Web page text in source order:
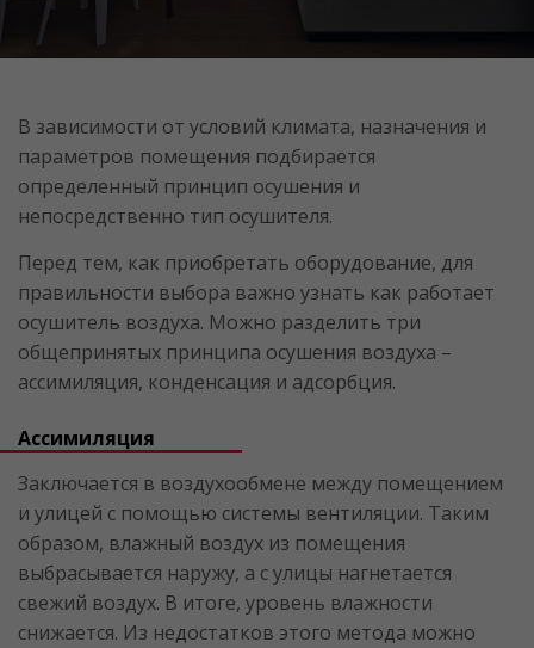
В зависимости от условий климата, назначения и
параметров помещения подбирается
определенный принцип осушения и
непосредственно тип осушителя.
Перед тем, как приобретать оборудование, для
правильности выбора важно узнать как работает
осушитель воздуха. Можно разделить три
общепринятых принципа осушения воздуха –
ассимиляция, конденсация и адсорбция.
Ассимиляция
Заключается в воздухообмене между помещением
и улицей с помощью системы вентиляции. Таким
образом, влажный воздух из помещения
выбрасывается наружу, а с улицы нагнетается
свежий воздух. В итоге, уровень влажности
снижается. Из недостатков этого метода можно